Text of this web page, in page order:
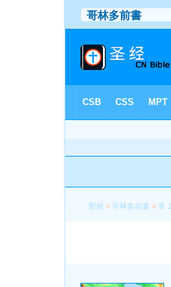
聖經 > 哥林多前書 > 章 1